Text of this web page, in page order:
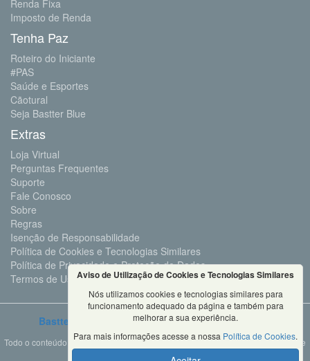
Renda Fixa
Imposto de Renda
Tenha Paz
Roteiro do Iniciante
#PAS
Saúde e Esportes
Cãotural
Seja Bastter Blue
Extras
Loja Virtual
Perguntas Frequentes
Suporte
Fale Conosco
Sobre
Regras
Isenção de Responsabilidade
Política de Cookies e Tecnologias Similares
Política de Privacidade e Proteção de Dados
Termos de Uso
Bastter.com 2001 ©Todos os Direitos Reservados
Todo o conteúdo deste site é propriedade da Bastter.com, sendo expressamente
proibido o seu uso em sites, videos, cursos ou
Aviso de Utilização de Cookies e Tecnologias Similares
Nós utilizamos cookies e tecnologias similares para
funcionamento adequado da página e também para
melhorar a sua experiência.
Para mais informações acesse a nossa Política de Cookies.